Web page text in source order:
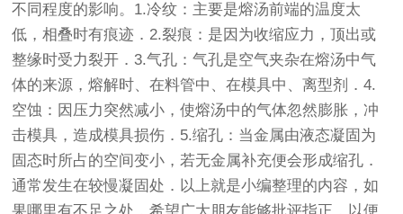
不同程度的影响。1.冷纹：主要是熔汤前端的温度太
低，相叠时有痕迹．2.裂痕：是因为收缩应力，顶出或
整缘时受力裂开．3.气孔：气孔是空气夹杂在熔汤中气
体的来源，熔解时、在料管中、在模具中、离型剂．4.
空蚀：因压力突然减小，使熔汤中的气体忽然膨胀，冲
击模具，造成模具损伤．5.缩孔：当金属由液态凝固为
固态时所占的空间变小，若无金属补充便会形成缩孔．
通常发生在较慢凝固处．以上就是小编整理的内容，如